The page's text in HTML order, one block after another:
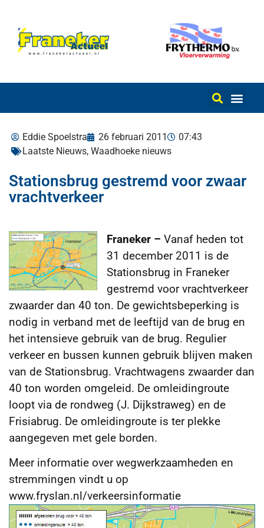
Eddie Spoelstra 26 februari 2011
07:43
Laatste Nieuws, Waadhoeke nieuws
Stationsbrug gestremd voor zwaar
vrachtverkeer
Franeker – Vanaf heden tot
31 december 2011 is de
Stationsbrug in Franeker
gestremd voor vrachtverkeer
zwaarder dan 40 ton. De gewichtsbeperking is
nodig in verband met de leeftijd van de brug en
het intensieve gebruik van de brug. Regulier
verkeer en bussen kunnen gebruik blijven maken
van de Stationsbrug. Vrachtwagens zwaarder dan
40 ton worden omgeleid. De omleidingroute
loopt via de rondweg (J. Dijkstraweg) en de
Frisiabrug. De omleidingroute is ter plekke
aangegeven met gele borden.
Meer informatie over wegwerkzaamheden en
stremmingen vindt u op
www.fryslan.nl/verkeersinformatie